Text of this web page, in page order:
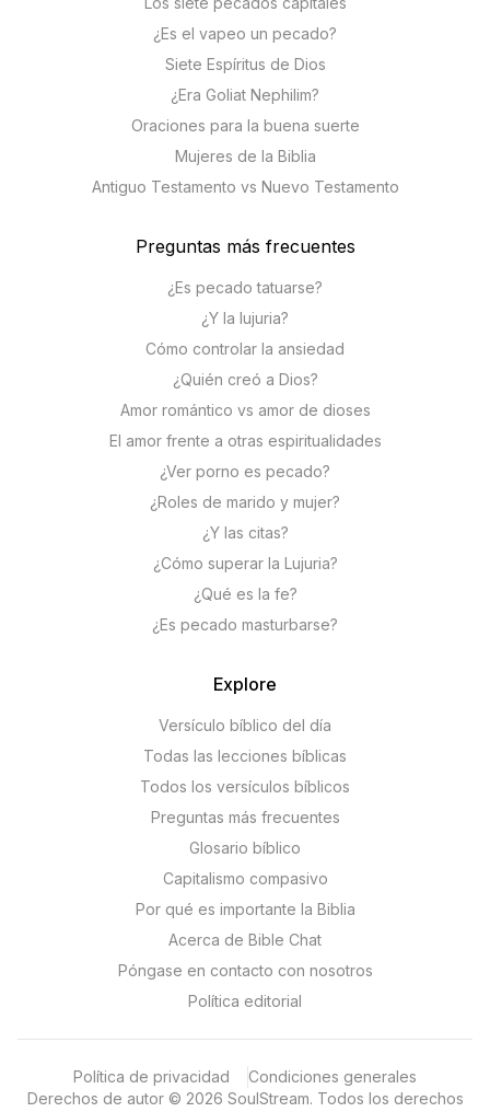
¿Es el vapeo un pecado?
Siete Espíritus de Dios
¿Era Goliat Nephilim?
Oraciones para la buena suerte
Mujeres de la Biblia
Antiguo Testamento vs Nuevo Testamento
Preguntas más frecuentes
¿Es pecado tatuarse?
¿Y la lujuria?
Cómo controlar la ansiedad
¿Quién creó a Dios?
Amor romántico vs amor de dioses
El amor frente a otras espiritualidades
¿Ver porno es pecado?
¿Roles de marido y mujer?
¿Y las citas?
¿Cómo superar la Lujuria?
¿Qué es la fe?
¿Es pecado masturbarse?
Explore
Versículo bíblico del día
Todas las lecciones bíblicas
Todos los versículos bíblicos
Preguntas más frecuentes
Glosario bíblico
Capitalismo compasivo
Por qué es importante la Biblia
Acerca de Bible Chat
Póngase en contacto con nosotros
Política editorial
Derechos de autor© 2026 SoulStream. Todos los derechos
Política de privacidad Condiciones generales